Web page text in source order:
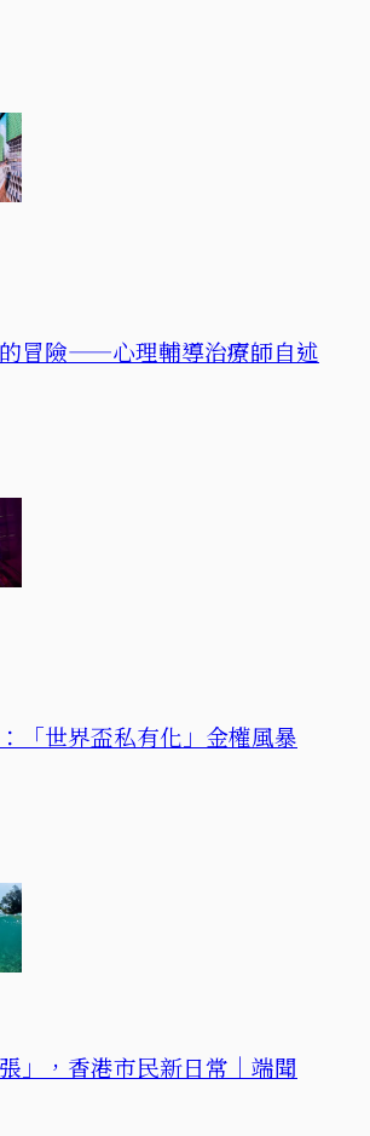
冒險——心理輔導治療師自述
「世界盃私有化」金權風暴
」，香港市民新日常｜端聞